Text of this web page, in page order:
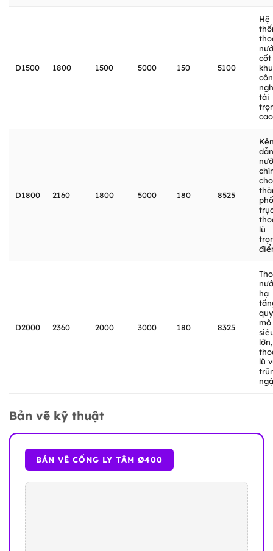
D1500 1800 1500 5000 150 5100
Hệ
cốt
khu
tải
cao
D1800 2160 1800 5000 180 8525
dẫn
cho
lũ
D2000 2360 2000 3000 180 8325
hạ
quy
mô
lớn,
lũ
Bản vẽ kỹ thuật
BẢN VẼ CỐNG LY TÂM Ø400